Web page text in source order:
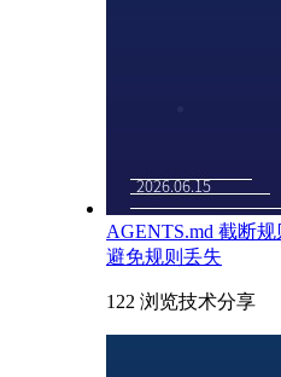
AGENTS.md 截断
避免规则丢失
122 浏览技术分享